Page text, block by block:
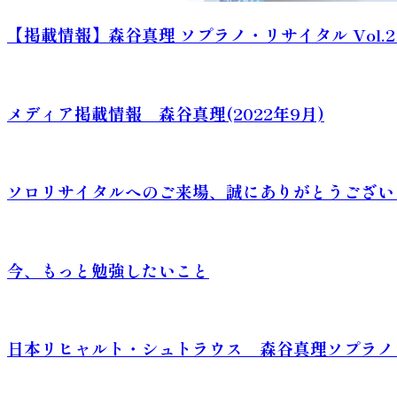
【掲載情報】森谷真理 ソプラノ・リサイタル
メディア掲載情報 森谷真理(2022年9月)
ソロリサイタルへのご来場、誠にありがとうござ
今、もっと勉強したいこと
日本リヒャルト・シュトラウス 森谷真理ソプラ